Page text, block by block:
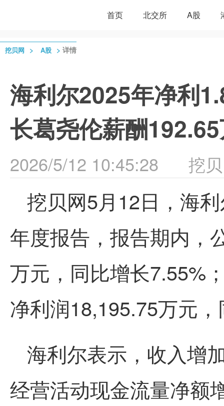
首页 北交所 A股
挖贝网 > A股 > 详情
海利尔2025年净利
长葛尧伦薪酬
2026/5/12 10:45:28 挖
挖贝网5月12日，海
年度报告，报告期内，
万元，同比增长7.55%
净利润18,195.75万元
海利尔表示，收入增
经营活动现金流量净额